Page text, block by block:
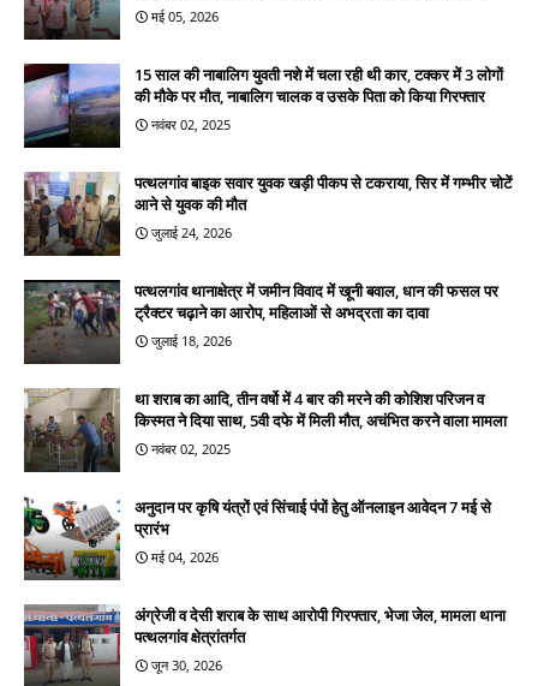
मई 05, 2026
15 साल की नाबालिग युवती नशे में चला रही थी कार, टक्कर में 3 लोगों
की मौके पर मौत, नाबालिग चालक व उसके पिता को किया गिरफ्तार
नवंबर 02, 2025
पत्थलगांव बाइक सवार युवक खड़ी पीकप से टकराया, सिर में गम्भीर चोटें
आने से युवक की मौत
जुलाई 24, 2026
पत्थलगांव थानाक्षेत्र में जमीन विवाद में खूनी बवाल, धान की फसल पर
ट्रैक्टर चढ़ाने का आरोप, महिलाओं से अभद्रता का दावा
जुलाई 18, 2026
था शराब का आदि, तीन वर्षो में 4 बार की मरने की कोशिश परिजन व
किस्मत ने दिया साथ, 5वी दफे में मिली मौत, अचंभित करने वाला मामला
नवंबर 02, 2025
अनुदान पर कृषि यंत्रों एवं सिंचाई पंपों हेतु ऑनलाइन आवेदन 7 मई से
प्रारंभ
मई 04, 2026
अंग्रेजी व देसी शराब के साथ आरोपी गिरफ्तार, भेजा जेल, मामला थाना
पत्थलगांव क्षेत्रांतर्गत
जून 30, 2026